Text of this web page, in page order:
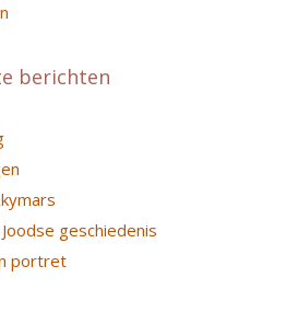
berichten
geschiedenis
portret